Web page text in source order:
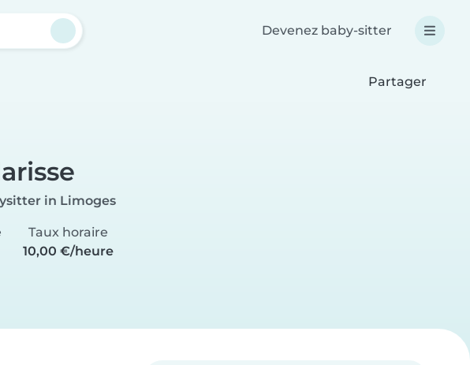
Devenez baby-sitter
Partager
in Limoges
Taux horaire
10,00 €/heure